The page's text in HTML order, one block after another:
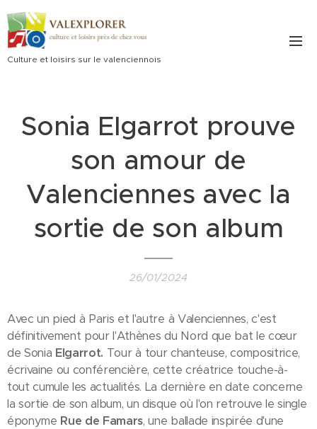
Culture et loisirs sur le valenciennois
Sonia Elgarrot prouve
son amour de
Valenciennes avec la
sortie de son album
26/01/2024
Avec un pied à Paris et l'autre à Valenciennes, c'est
définitivement pour l'Athènes du Nord que bat le cœur
de Sonia Elgarrot. Tour à tour chanteuse, compositrice,
écrivaine ou conférencière, cette créatrice touche-à-
tout cumule les actualités. La dernière en date concerne
la sortie de son album, un disque où l'on retrouve le single
éponyme Rue de Famars, une ballade inspirée d'une